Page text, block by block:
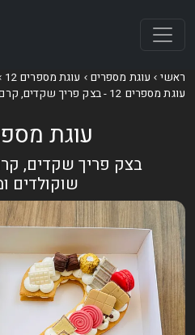
ראשי עוגת מספרים
עוגת מספרים 12
עוגת מספרים 12 - בצק פריך שקדים, קרם וניל
עוגת
בצק פריך שקדים,
שוקולדים